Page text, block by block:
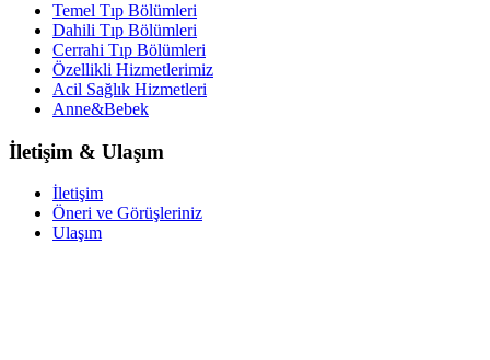
Temel Tıp Bölümleri
Dahili Tıp Bölümleri
Cerrahi Tıp Bölümleri
Özellikli Hizmetlerimiz
Acil Sağlık Hizmetleri
Anne&Bebek
İletişim & Ulaşım
İletişim
Öneri ve Görüşleriniz
Ulaşım